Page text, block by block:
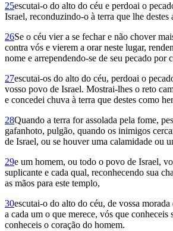
25escutai-o do alto do céu e perdoai o
Israel, reconduzindo-o à terra que lhe destes
26Se o céu vier a se fechar e não chover
contra vós e vierem a orar neste lugar,
nome e arrependendo-se de seu pecado por
27escutai-os do alto do céu, perdoai o
vosso povo de Israel. Mostrai-lhes o reto
e concedei chuva à terra que destes como
28Quando a terra for assolada pela fome,
gafanhoto, pulgão, quando os inimigos
de Israel, ou se houver uma calamidade ou
29e um homem, ou todo o povo de Israel,
suplicante e cada qual, reconhecendo sua
as mãos para este templo,
30escutai-o do alto do céu, de vossa
a cada um o que merece, vós que conheceis
conheceis o coração do homem.